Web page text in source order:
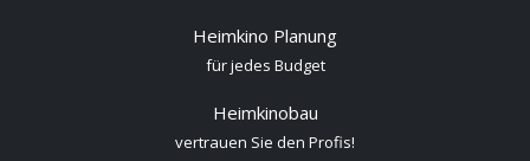
Heimkino Planung
für jedes Budget
Heimkinobau
vertrauen Sie den Profis!